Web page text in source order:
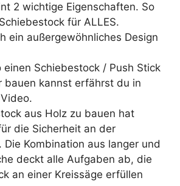
2 wichtige Eigenschaften. So
für ALLES.
ein außergewöhnliches Design
einen Schiebestock / Push Stick
bauen kannst erfährst du in
aus Holz zu bauen hat
die Sicherheit an der
Die Kombination aus langer und
deckt alle Aufgaben ab, die
an einer Kreissäge erfüllen